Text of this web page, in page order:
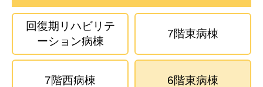
回復期リハビリテ
ーション病棟
7階東病棟
7階西病棟 6階東病棟